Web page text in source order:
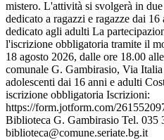
mistero. L'attività si svolgerà in
dedicato a ragazzi e ragazze dai
dedicato agli adulti La
l'iscrizione obbligatoria tramite il
18 agosto 2026, dalle ore 18.00
comunale G. Gambirasio, Via
adolescenti dai 16 anni e adulti
iscrizione obbligatoria Iscrizioni:
https://form.jotform.com/
Biblioteca G. Gambirasio Tel. 035
biblioteca@comune.seriate.bg.it